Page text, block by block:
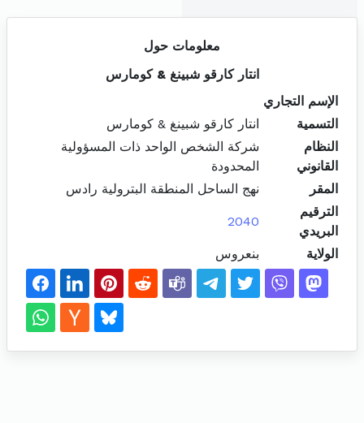
معلومات حول
انتار كارقو شبينغ & كومارس
الإسم التجاري
التسمية
انتار كارقو شبينغ & كومارس
النظام
القانوني
شركة الشخص الواحد ذات المسؤولية
المحدودة
المقر
نهج الساحل المنطقة البترولية رادس
الترقيم
البريدي
2040
الولاية بنعروس